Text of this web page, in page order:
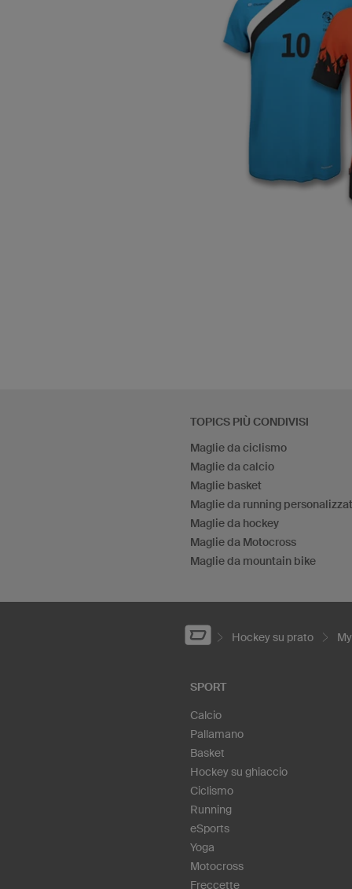
TOPICS PIÙ CONDIVISI
Maglie da ciclismo
Maglie da calcio
Maglie basket
Maglie da running
Maglie da hockey
Maglie da Motocross
Maglie da mountain bike
Hockey su prato
SPORT
Calcio
Pallamano
Basket
Hockey su ghiaccio
Ciclismo
Running
eSports
Yoga
Motocross
Freccette